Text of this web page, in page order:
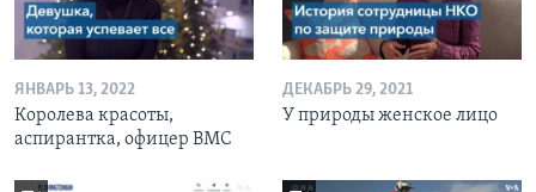
ЯНВАРЬ 13, 2022
Королева красоты,
аспирантка, офицер ВМС
ДЕКАБРЬ 29, 2021
У природы женское лицо